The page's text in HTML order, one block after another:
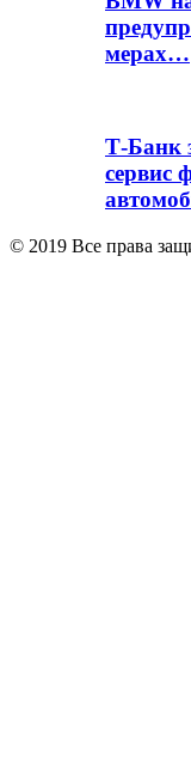
мерах…
Т-Банк
сервис
© 2019 Все права